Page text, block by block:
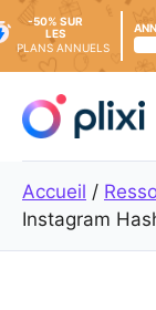
content
-50% SUR
LES
PLANS ANNUELS
Accueil /
Instagram